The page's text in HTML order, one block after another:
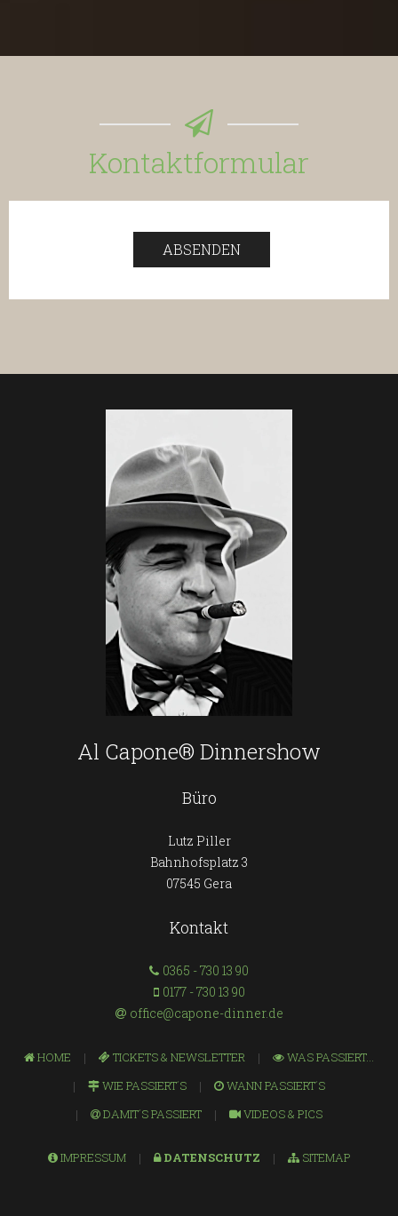
Kontaktformular
ABSENDEN
Al Capone® Dinnershow
Büro
Lutz Piller
Bahnhofsplatz 3
07545 Gera
Kontakt
0365 - 730 13 90
0177 - 730 13 90
office@capone-dinner.de
HOME TICKETS & NEWSLETTER
WAS PASSIERT...
WIE PASSIERT´S
WANN PASSIERT´S
DAMIT´S PASSIERT
VIDEOS & PICS
IMPRESSUM DATENSCHUTZ SITEMAP